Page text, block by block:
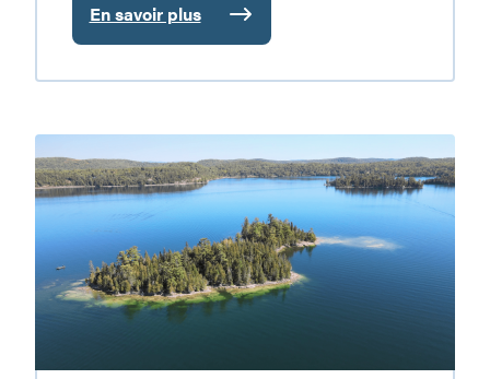
En savoir plus
:
Le
réservoir
:
une
destination
de
vacances
à
découvrir
au
cœur
d’un
territoire
où
l’eau
devient